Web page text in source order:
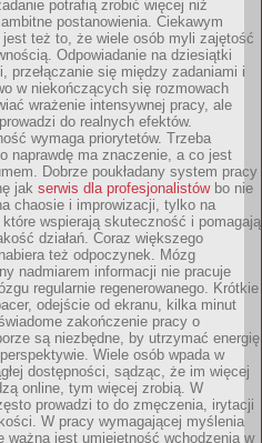
potrafią zrobić więcej niż
postanowienia. Ciekawym
też to, że wiele osób myli zajętość
Odpowiadanie na dziesiątki
przełączanie się między zadaniami i
w niekończących się rozmowach
wrażenie intensywnej pracy, ale
do realnych efektów.
wymaga priorytetów. Trzeba
naprawdę ma znaczenie, a co jest
Dobrze poukładany system pracy
jak serwis dla profesjonalistówbo nie
chaosie i improwizacji, tylko na
wspierają skuteczność i pomagają
działań. Coraz większego
też odpoczynek. Mózg
nadmiarem informacji nie pracuje
regularnie regenerowanego. Krótkie
odejście od ekranu, kilka minut
zakończenie pracy o
są niezbędne, by utrzymać energię
Wiele osób wpada w
dostępności, sądząc, że im więcej
online, tym więcej zrobią. W
prowadzi to do zmęczenia, irytacji
W pracy wymagającej myślenia
ważna jest umiejętność wchodzenia w